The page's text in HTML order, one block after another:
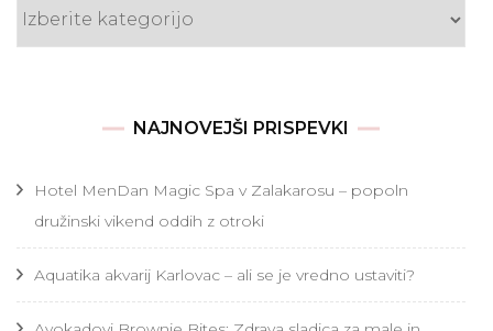
NAJNOVEJŠI PRISPEVKI
Hotel MenDan Magic Spa v Zalakarosu – popoln
družinski vikend oddih z otroki
Aquatika akvarij Karlovac – ali se je vredno ustaviti?